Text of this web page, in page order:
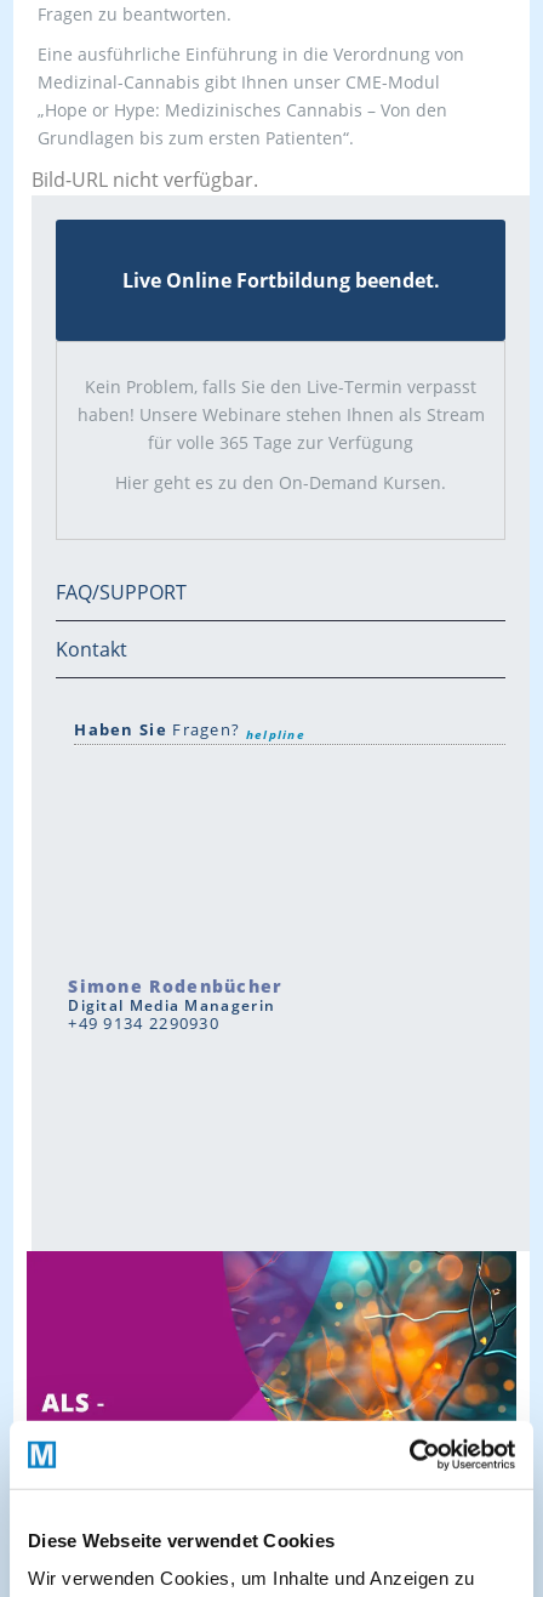
Diese Webseite verwendet Cookies
Wir verwenden Cookies, um Inhalte und Anzeigen zu
Fragen zu beantworten.
Eine ausführliche Einführung in die Verordnung von
Medizinal-Cannabis gibt Ihnen unser CME-Modul
„Hope or Hype: Medizinisches Cannabis – Von den
Grundlagen bis zum ersten Patienten“.
Bild-URL nicht verfügbar.
Live Online Fortbildung beendet.
Kein Problem, falls Sie den Live-Termin verpasst
haben! Unsere Webinare stehen Ihnen als Stream
für volle 365 Tage zur Verfügung
Hier geht es zu den On-Demand Kursen.
FAQ/SUPPORT
Kontakt
Haben Sie Fragen? helpline
Simone Rodenbücher
Digital Media Managerin
+49 9134 2290930